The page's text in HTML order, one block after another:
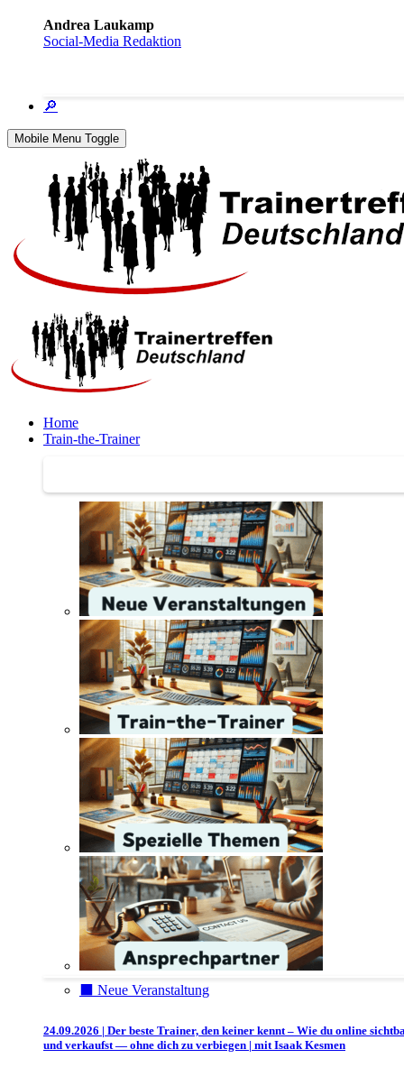
Andrea Laukamp
Social-Media Redaktion
🔎
Mobile Menu Toggle
Home
Train-the-Trainer
⬛️ Neue Veranstaltung
24.09.2026 | Der beste Trainer, den keiner kennt – Wie du online
und verkaufst — ohne dich zu verbiegen | mit Isaak Kesmen